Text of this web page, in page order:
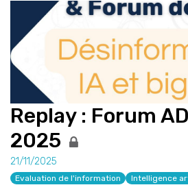
Replay : Forum
2025
21/11/2025
Evaluation de l'information Intelligence